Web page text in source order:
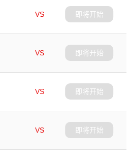
VS
即将开始
VS
即将开始
VS
即将开始
VS
即将开始